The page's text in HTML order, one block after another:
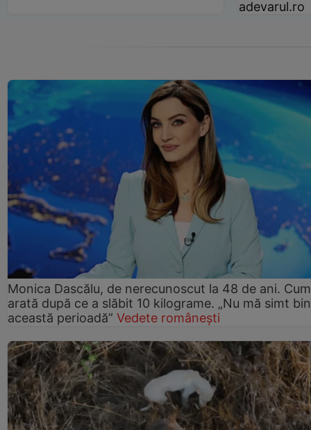
adevarul.ro
Monica Dascălu, de nerecunoscut la 48 de ani. Cum
arată după ce a slăbit 10 kilograme. „Nu mă simt
această perioadă” Vedete românești